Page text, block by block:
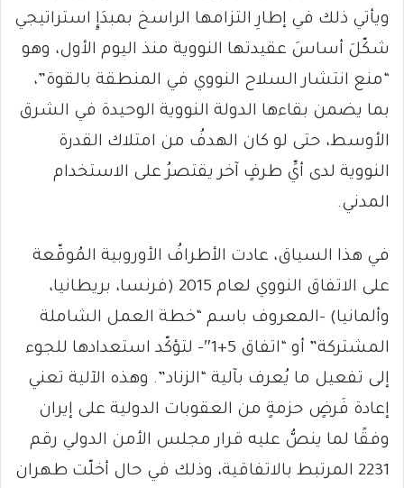
ويأتي ذلك في إطارِ التزامها الراسخ بمبدَإٍ استراتيجي
شكّلَ أساسَ عقيدتها النووية منذ اليوم الأول، وهو
“منع انتشار السلاح النووي في المنطقة بالقوة”،
بما يضمن بقاءها الدولة النووية الوحيدة في الشرق
الأوسط، حتى لو كان الهدفُ من امتلاك القدرة
النووية لدى أيِّ طرفٍ آخر يقتصرُ على الاستخدام
المدني.
في هذا السياق، عادت الأطرافُ الأوروبية المُوقّعة
على الاتفاق النووي لعام 2015 (فرنسا، بريطانيا،
وألمانيا) –المعروف باسم “خطة العمل الشاملة
المشتركة” أو “اتفاق 5+1″– لتؤكّد استعدادها للجوء
إلى تفعيل ما يُعرف بآلية “الزناد”. وهذه الآلية تعني
إعادة فَرضٍ حزمةٍ من العقوبات الدولية على إيران
وفقًا لما ينصُّ عليه قرار مجلس الأمن الدولي رقم
2231 المرتبط بالاتفاقية، وذلك في حال أخلّت طهران